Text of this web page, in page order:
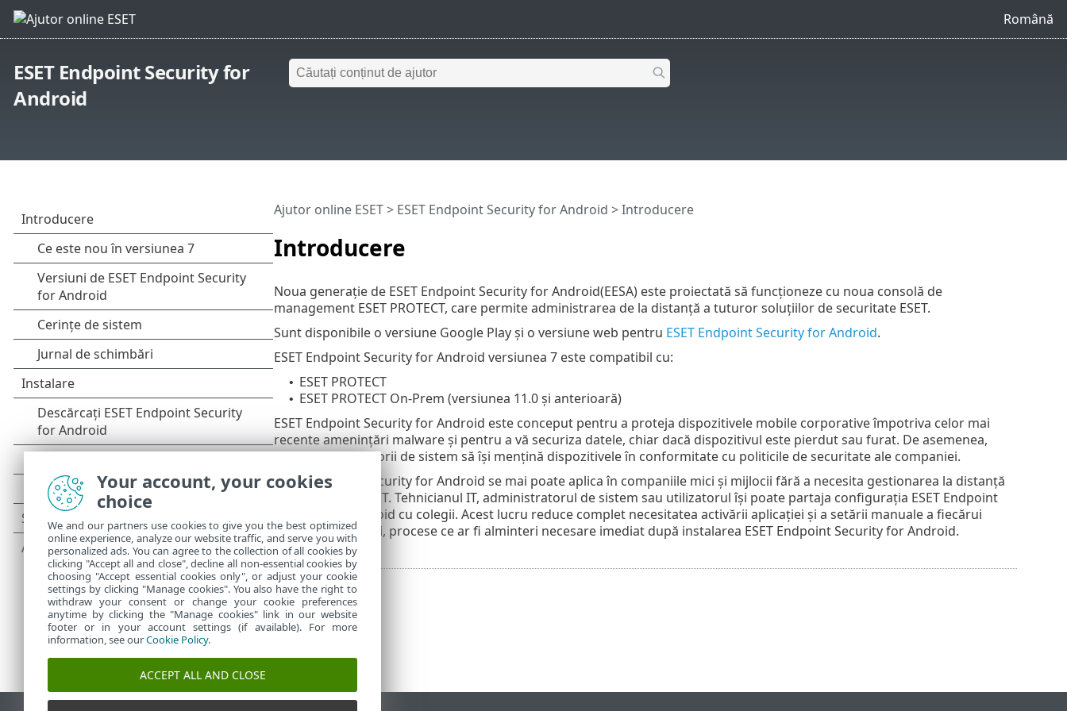
Română
ESET Endpoint Security for
Android
Introducere
Ajutor online ESET> ESET Endpoint Security for Android >Introducere
Noua generație de ESET Endpoint Security for Android(EESA) este proiectată să funcționeze cu noua consolă de
management ESET PROTECT, care permite administrarea de la distanță a tuturor soluțiilor de securitate ESET.
Sunt disponibile o versiune Google Play și o versiune web pentru ESET Endpoint Security for Android.
ESET Endpoint Security for Android versiunea 7 este compatibil cu:
• ESET PROTECT
• ESET PROTECT On-Prem (versiunea 11.0 și anterioară)
ESET Endpoint Security for Android este conceput pentru a proteja dispozitivele mobile corporative împotriva celor mai
recente amenințări malware și pentru a vă securiza datele, chiar dacă dispozitivul este pierdut sau furat. De asemenea,
ajută administratorii de sistem să își mențină dispozitivele în conformitate cu politicile de securitate ale companiei.
ESET Endpoint Security for Android se mai poate aplica în companiile mici și mijlocii fără a necesita gestionarea la distanță
prin ESET PROTECT. Tehnicianul IT, administratorul de sistem sau utilizatorul își poate partaja configurația ESET Endpoint
Security for Android cu colegii. Acest lucru reduce complet necesitatea activării aplicației și a setării manuale a fiecărui
modul al aplicației, procese ce ar fi alminteri necesare imediat după instalarea ‎ESET Endpoint Security for Android‎.
Your account, your cookies
choice
We and our partners use cookies to give you the best optimized
online experience, analyze our website traffic, and serve you with
personalized ads. You can agree to the collection of all cookies by
clicking "Accept all and close", decline all non-essential cookies by
choosing "Accept essential cookies only", or adjust your cookie
settings by clicking "Manage cookies". You also have the right to
withdraw your consent or change your cookie preferences
anytime by clicking the "Manage cookies" link in our website
footer or in your account settings (if available). For more
information, see ourCookie Policy.
ACCEPT ALL AND CLOSE